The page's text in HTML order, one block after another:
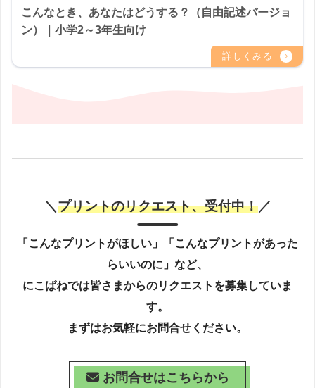
こんなとき、あなたはどうする？（自由記述バージョ
ン）｜小学2～3年生向け
＼プリントのリクエスト、受付中！／
「こんなプリントがほしい」「こんなプリントがあった
らいいのに」など、
にこばねでは皆さまからのリクエストを募集していま
す。
まずはお気軽にお問合せください。
お問合せはこちらから